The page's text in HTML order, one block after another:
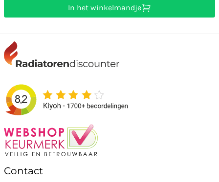
In het winkelmandje
Contact